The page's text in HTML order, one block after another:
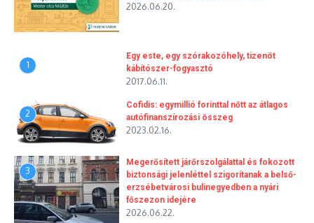
2026.06.20.
1
Egy este, egy szórakozóhely, tizenöt
kábítószer-fogyasztó
2017.06.11.
2
Cofidis: egymillió forinttal nőtt az átlagos
autófinanszírozási összeg
2023.02.16.
3
Megerősített járőrszolgálattal és fokozott
biztonsági jelenléttel szigorítanak a belső-
erzsébetvárosi bulinegyedben a nyári
főszezon idejére
2026.06.22.